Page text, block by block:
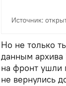
Но не только
данным архива
на фронт ушли
не вернулись